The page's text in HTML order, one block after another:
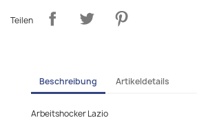
Teilen
Beschreibung Artikeldetails
Arbeitshocker Lazio